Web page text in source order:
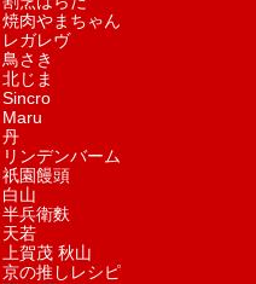
肉やまちゃん
ガレヴ
さき
じま
ンデンバーム
園饅頭
山
兵衛麩
若
賀茂 秋山
の推しレシピ